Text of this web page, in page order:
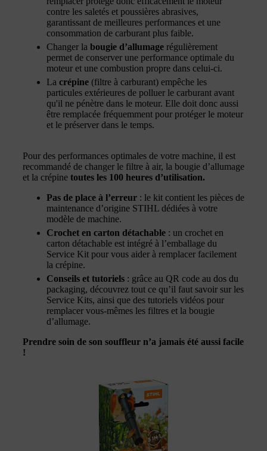
contre les saletés et poussières abrasives,
garantissant de meilleures performances et une
consommation de carburant plus faible.
Changer la bougie d’allumage régulièrement
permet de conserver une performance optimale du
moteur et une combustion propre dans celui-ci.
La crépine (filtre à carburant) empêche les
particules extérieures de polluer le carburant avant
qu'il ne pénètre dans le moteur. Elle doit donc aussi
être remplacée fréquemment pour protéger le moteur
et le préserver dans le temps.
Pour des performances optimales de votre machine, il est
recommandé de changer le filtre à air, la bougie d’allumage
et la crépine toutes les 100 heures d’utilisation.
Pas de place à l’erreur : le kit contient les pièces de
maintenance d’origine STIHL dédiées à votre
modèle de machine.
Crochet en carton détachable : un crochet en
carton détachable est intégré à l’emballage du
Service Kit pour vous aider à remplacer facilement
la crépine.
Conseils et tutoriels : grâce au QR code au dos du
packaging, découvrez tout ce qu’il faut savoir sur les
Service Kits, ainsi que des tutoriels vidéos pour
remplacer vous-mêmes les filtres et la bougie
d’allumage.
Prendre soin de son souffleur n’a jamais été aussi facile
!